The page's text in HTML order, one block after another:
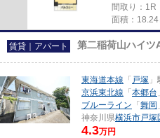
間取り：1R
面積：18.24
賃貸｜アパート 第二稲荷山ハイツ
東海道本線 「 戸塚
京浜東北線 「 本郷台
ブルーライン 「 舞岡
神奈川県横浜市戸塚
4.3万円